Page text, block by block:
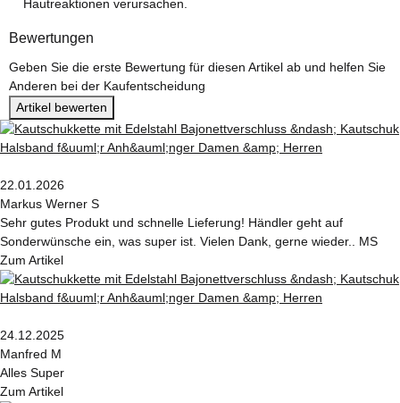
Hautreaktionen verursachen.
Bewertungen
Geben Sie die erste Bewertung für diesen Artikel ab und helfen Sie
Anderen bei der Kaufentscheidung
Artikel bewerten
22.01.2026
Markus Werner S
Sehr gutes Produkt und schnelle Lieferung! Händler geht auf
Sonderwünsche ein, was super ist. Vielen Dank, gerne wieder.. MS
Zum Artikel
24.12.2025
Manfred M
Alles Super
Zum Artikel